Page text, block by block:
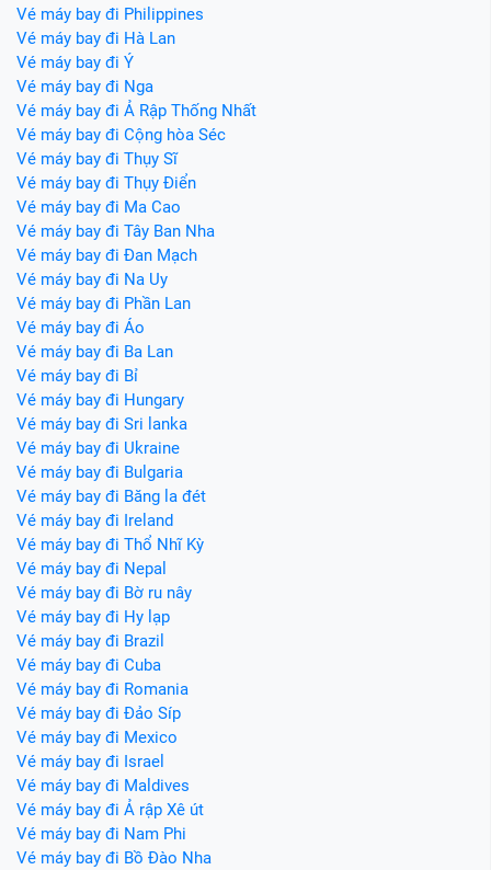
Vé máy bay đi Philippines
Vé máy bay đi Hà Lan
Vé máy bay đi Ý
Vé máy bay đi Nga
Vé máy bay đi Ả Rập Thống Nhất
Vé máy bay đi Cộng hòa Séc
Vé máy bay đi Thụy Sĩ
Vé máy bay đi Thụy Điển
Vé máy bay đi Ma Cao
Vé máy bay đi Tây Ban Nha
Vé máy bay đi Đan Mạch
Vé máy bay đi Na Uy
Vé máy bay đi Phần Lan
Vé máy bay đi Áo
Vé máy bay đi Ba Lan
Vé máy bay đi Bỉ
Vé máy bay đi Hungary
Vé máy bay đi Sri lanka
Vé máy bay đi Ukraine
Vé máy bay đi Bulgaria
Vé máy bay đi Băng la đét
Vé máy bay đi Ireland
Vé máy bay đi Thổ Nhĩ Kỳ
Vé máy bay đi Nepal
Vé máy bay đi Bờ ru nây
Vé máy bay đi Hy lạp
Vé máy bay đi Brazil
Vé máy bay đi Cuba
Vé máy bay đi Romania
Vé máy bay đi Đảo Síp
Vé máy bay đi Mexico
Vé máy bay đi Israel
Vé máy bay đi Maldives
Vé máy bay đi Ả rập Xê út
Vé máy bay đi Nam Phi
Vé máy bay đi Bồ Đào Nha